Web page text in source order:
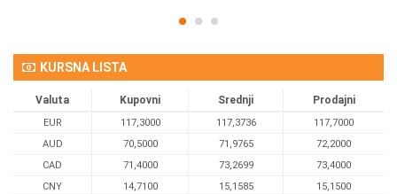
KURSNA LISTA
Valuta Kupovni Srednji Prodajni
EUR 117,3000 117,3736
117,7000
AUD
70,5000 71,9765
72,2000
CAD
71,4000 73,2699
73,4000
CNY
14,7100 15,1585
15,1500